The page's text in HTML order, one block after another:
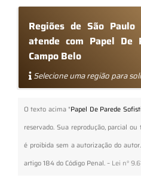
Regiões de São
atende com Papel De
Campo Belo
Selecione uma região para
O texto acima "Papel De Parede
reservado. Sua reprodução, parcial
é proibida sem a autorização do
artigo 184 do Código Penal. – Lei n°